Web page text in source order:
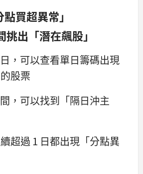
買超異常」
出「潛在飆股」
，可以查看單日籌碼出現
股票
，可以找到「隔日沖主
超過 1 日都出現「分點異